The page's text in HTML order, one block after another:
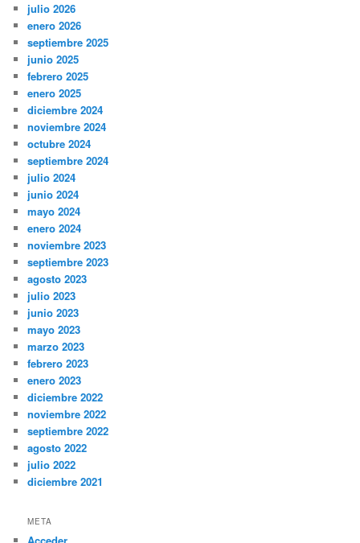
julio 2026
enero 2026
septiembre 2025
junio 2025
febrero 2025
enero 2025
diciembre 2024
noviembre 2024
octubre 2024
septiembre 2024
julio 2024
junio 2024
mayo 2024
enero 2024
noviembre 2023
septiembre 2023
agosto 2023
julio 2023
junio 2023
mayo 2023
marzo 2023
febrero 2023
enero 2023
diciembre 2022
noviembre 2022
septiembre 2022
agosto 2022
julio 2022
diciembre 2021
META